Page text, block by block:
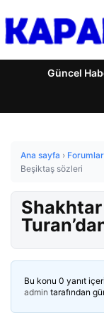
Güncel
Ana sayfa › Forumlar
Beşiktaş sözleri
Shakhtar
Bu konu 0 yanıt
admin tarafından